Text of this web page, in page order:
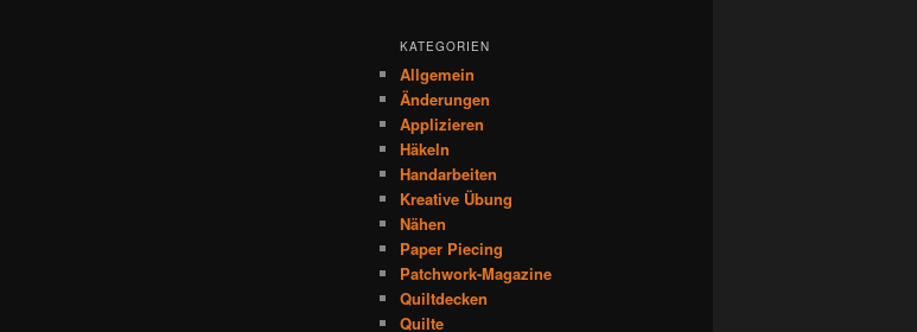
KATEGORIEN
Allgemein
Änderungen
Applizieren
Häkeln
Handarbeiten
Kreative Übung
Nähen
Paper Piecing
Patchwork-Magazine
Quiltdecken
Quilte